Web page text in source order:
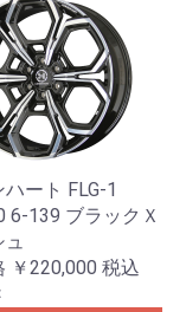
ート FLG-1
6-139 ブラックＸ
ュ
￥220,000 税込